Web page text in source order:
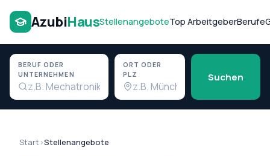
AzubiHausStellenangeboteTop ArbeitgeberBerufe
BERUF ODER
UNTERNEHMEN
ORT ODER
PLZ
Suchen
Start›Stellenangebote